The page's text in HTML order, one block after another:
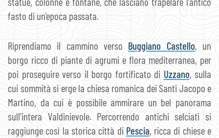
fasto di un'epoca passata.
Riprendiamo il cammino verso Buggiano Castello, un
borgo ricco di piante di agrumi e flora mediterranea, per
poi proseguire verso il borgo fortificato di Uzzano, sulla
cui sommità si erge la chiesa romanica dei Santi Jacopo e
Martino, da cui è possibile ammirare un bel panorama
sull’intera Valdinievole. Percorrendo antichi selciati si
raggiunge così la storica città di Pescia, ricca di chiese e